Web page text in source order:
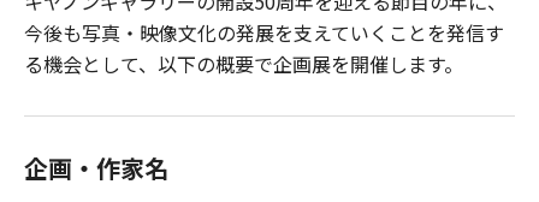
今後も写真・映像文化の発展を支えていくことを発信す
る機会として、以下の概要で企画展を開催します。
企画・作家名